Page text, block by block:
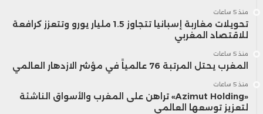
منذ 5 ساعات
تحويلات مغاربة إسبانيا تتجاوز 1.5 مليار يورو وتتعزز كرافعة
للاقتصاد المغربي
منذ 5 ساعات
المغرب يحتل المرتبة 76 عالمياً في مؤشر الازدهار العالمي
منذ 5 ساعات
«Azimut Holding» تراهن على المغرب والأسواق الناشئة
لتعزيز توسعها العالمي